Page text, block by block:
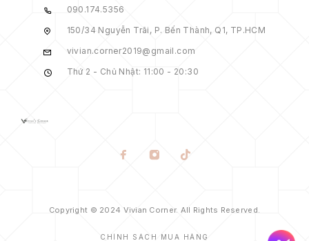
090.174.5356
150/34 Nguyễn Trãi, P. Bến Thành, Q1, TP.HCM
vivian.corner2019@gmail.com
Thứ 2 - Chủ Nhật: 11:00 - 20:30
Copyright © 2024 Vivian Corner. All Rights Reserved.
CHÍNH SÁCH MUA HÀNG